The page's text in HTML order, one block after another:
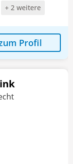
+ 2 weitere
Profil